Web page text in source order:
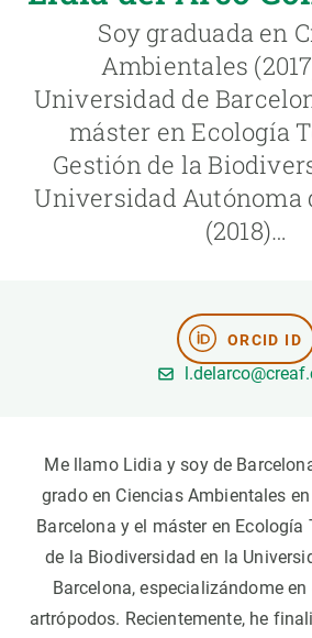
Soy graduada en
Ambientales
Universidad de
máster en Ecología
Gestión de la
Universidad Autónoma
(2018)…
ORCID ID
Me llamo Lidia y soy de
grado en Ciencias Ambientales
Barcelona y el máster en Ecología
de la Biodiversidad en la
Barcelona, especializándome
artrópodos. Recientemente, he
NOTICIAS Y AGENDA